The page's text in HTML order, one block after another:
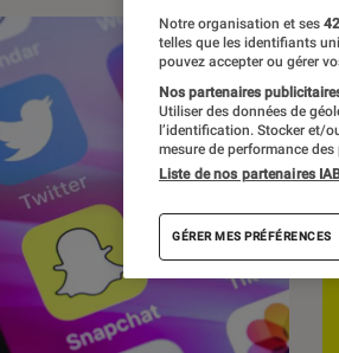
Notre organisation et ses
telles que les identifiants
pouvez accepter ou gérer
Nos partenaires
Utiliser des données de
l’identification. Stocker et/
mesure de performance
Liste de nos partenaires
GÉRER MES PRÉFÉRENCES